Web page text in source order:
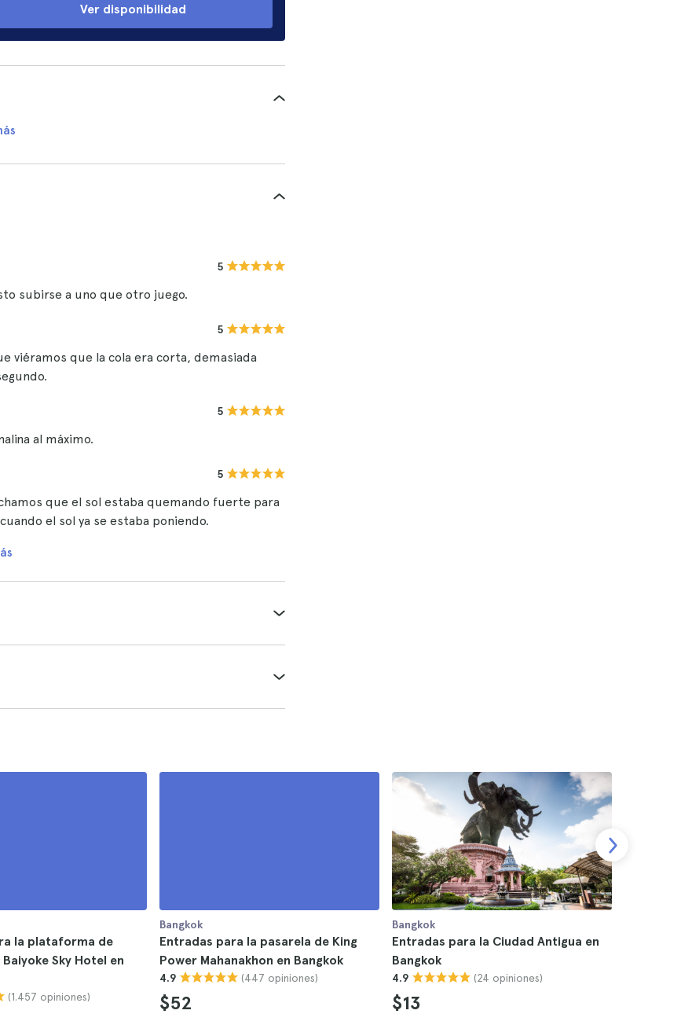
Ver disponibilidad
5
subirse a uno que otro juego.
5
viéramos que la cola era corta, demasiada
5
al máximo.
5
que el sol estaba quemando fuerte para
el sol ya se estaba poniendo.
la plataforma de
Sky Hotel en
(1.457 opiniones)
Bangkok
Entradas para la pasarela de King
Power Mahanakhon en Bangkok
4.9 (447 opiniones)
$52
Bangkok
Entradas para la Ciudad Antigua en
Bangkok
4.9 (24 opiniones)
$13